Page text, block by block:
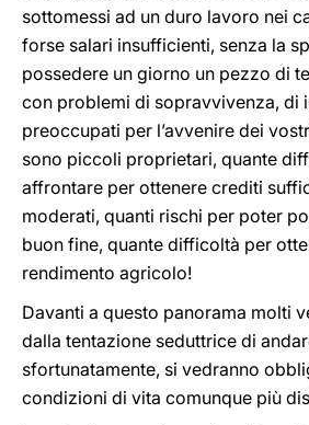
sottomessi ad un duro lavoro nei
forse salari insufficienti, senza la
possedere un giorno un pezzo di
con problemi di sopravvivenza, di
preoccupati per l’avvenire dei
sono piccoli proprietari, quante
affrontare per ottenere crediti
moderati, quanti rischi per poter
buon fine, quante difficoltà per
rendimento agricolo!
Davanti a questo panorama molti
dalla tentazione seduttrice di
sfortunatamente, si vedranno
condizioni di vita comunque più